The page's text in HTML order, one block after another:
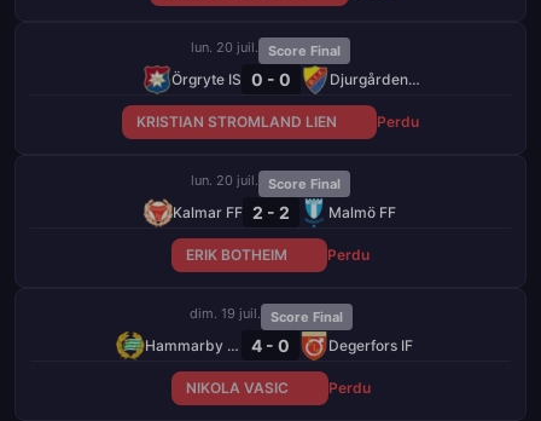
lun. 20 juil. Score Final
Örgryte IS 0 - 0 Djurgårdens IF
KRISTIAN STROMLAND LIEN Perdu
lun. 20 juil. Score Final
Kalmar FF 2 - 2 Malmö FF
ERIK BOTHEIM Perdu
dim. 19 juil. Score Final
Hammarby FF 4 - 0 Degerfors IF
NIKOLA VASIC Perdu